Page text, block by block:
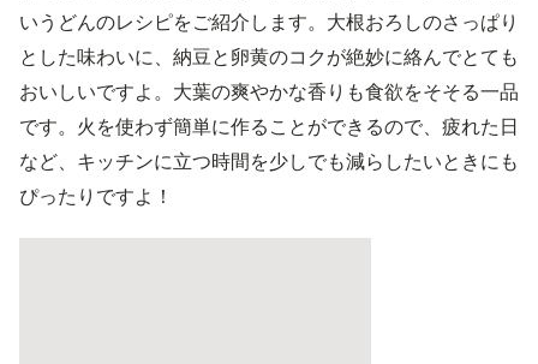
いうどんのレシピをご紹介します。大根おろしのさっぱり
とした味わいに、納豆と卵黄のコクが絶妙に絡んでとても
おいしいですよ。大葉の爽やかな香りも食欲をそそる一品
です。火を使わず簡単に作ることができるので、疲れた日
など、キッチンに立つ時間を少しでも減らしたいときにも
ぴったりですよ！